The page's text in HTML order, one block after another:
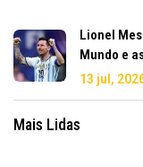
Lionel
Mundo e
13 jul,
Mais Lidas